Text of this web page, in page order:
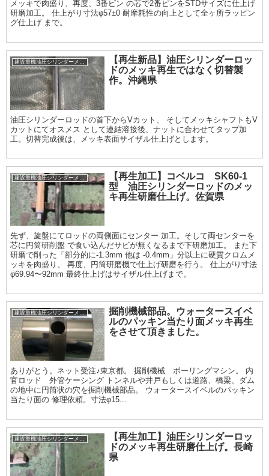
メッキで肉盛り、再度、3番ピン の芯で2番ピンをSTDサイズに仕上げ
研磨加工。 仕上がり寸法φ57±0 耐摩耗性の向上として全ヶ所ラッピン
グ仕上げ まで。
建設重機油圧シリンダーメッキ加工履歴
【再生新品】油圧シリンダーロッ
ドのメッキ再生ではなく切替製
作。沖縄県
油圧シリンダーロッドの首下からVカット、 そしてメッキシャフトもV
カットにてオスメス として連結溶接後、ナットに合わせてタップ加
工。切替完成後は、メッキ表面サイザル仕上げとします。
建設重機油圧シリンダーメッキ加工履歴
【再生加工】コベルコ SK60-1
型 油圧シリンダーロッドのメッ
キ再生研磨仕上げ。佐賀県
先ず、旋盤にてロッドの両側面にセンター 加工。そして両センターを
芯に円筒研削盤 で食い込んだサビが無くなるまで下研磨加工。 また下
研磨で削った「部分的に-1.3mm 他は -0.4mm」分以上に硬質クロムメ
ッキを肉盛り、 再度、円筒研磨機で仕上げ研磨を行う。 仕上がり寸法
φ69.94〜92mm 最終仕上げはサイザル仕上げまで。
建設重機油圧シリンダーメッキ加工履歴
掘削機械部品。ウォータースイベ
ルのパッキン当たり面メッキ再生
をさせて頂きました。
ありがとう。ネット受注♪東京都。 掘削機械 ボーリングマシン。 内
官ロッド 外管ケーシング トンネルや井戸もしくは道路、橋梁、ダム
の地中に円筒状の穴を掘削機械部品。 ウォータースイベルのパッキン
当たり面の 修理依頼。寸法φ15...
【再生加工】油圧シリンダーロッ
ドのメッキ再生研磨仕上げ。長崎
県